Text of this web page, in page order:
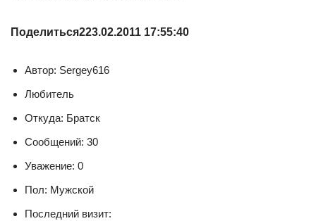
Поделиться223.02.2011 17:55:40
Автор: Sergey616
Любитель
Откуда: Братск
Сообщений: 30
Уважение: 0
Пол: Мужской
Последний визит: